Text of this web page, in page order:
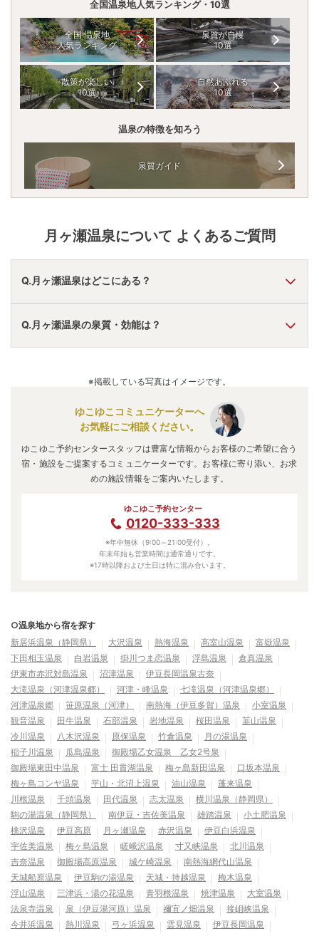
全国温泉地人気ランキング・10選
全国 温泉地
人気ランキング
泉質が自慢
10選
散策が楽しい
10選
自然あふれる
10選
温泉の特徴を知ろう
泉質ガイド
月ヶ瀬温泉について よくあるご質問
Q.月ヶ瀬温泉はどこにある？
A. 月ヶ瀬温泉 は、静岡県伊豆市月ケ瀬
車でお越しの方は、東名高速道路沼津ICから車で約40分。
電車でお越しの方は、三島駅からバスで約20分。
Q.月ヶ瀬温泉の泉質・効能は？
などと言われています。
※掲載している写真はイメージです。
ゆこゆこコミュニケーターへ
お気軽にご相談ください。
ゆこゆこ予約センタースタッフは豊富な情報からお客様のご希望に合う
宿・施設をご提案するコミュニケーターです。お客様に寄り添い、お求
めの施設情報をご案内いたします。
ゆこゆこ予約センター
0120-333-333
※年中無休（9:00～21:00受付）。
年末年始も営業時間は通常通りです。
※17時以降および土日は特に混み合います。
○温泉地から宿を探す
新居浜温泉（静岡県）
大沢温泉 熱海温泉 高室山温泉
富嶽温泉
下田相玉温泉
白岩温泉 掛川つま恋温泉 浮島温泉
倉真温泉
伊東市赤沢対島温泉
沼津温泉
伊豆長岡温泉古奈
大滝温泉（河津温泉郷）
河津・峰温泉
七滝温泉（河津温泉郷）
河津温泉郷
笹原温泉（河津） 南熱海（伊豆多賀）温泉
小室温泉
観音温泉
田牛温泉 石部温泉 岩地温泉 桜田温泉
韮山温泉
冷川温泉
八木沢温泉 原保温泉 竹倉温泉
月の湯温泉
稲子川温泉
瓜島温泉
御殿場乙女温泉 乙女2号泉
御殿場東田中温泉
富士 田貫湖温泉 梅ヶ島新田温泉
口坂本温泉
梅ヶ島コンヤ温泉
平山・北沼上温泉 油山温泉
蓬来温泉
川根温泉
千頭温泉 田代温泉 志太温泉
横川温泉（静岡県）
駒の湯温泉（静岡県）
南伊豆・吉佐美温泉 雄踏温泉
小土肥温泉
桃沢温泉
伊豆高原 月ヶ瀬温泉 赤沢温泉
伊豆白浜温泉
宇佐美温泉
梅ヶ島温泉 嵯峨沢温泉 寸又峡温泉
北川温泉
吉奈温泉
御殿場高原温泉 城ケ崎温泉
南熱海網代山温泉
天城船原温泉
伊豆駒の湯温泉 天城・持越温泉
梅木温泉
浮山温泉
三津浜・湯の花温泉 青羽根温泉 焼津温泉
大室温泉
法泉寺温泉
泉（伊豆湯河原）温泉 禰宜ノ畑温泉
接岨峡温泉
今井浜温泉
熱川温泉 弓ヶ浜温泉 雲見温泉
伊豆長岡温泉